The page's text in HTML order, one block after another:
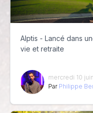
Alptis - Lancé dans
vie et retraite
mercredi 10
Par Philippe